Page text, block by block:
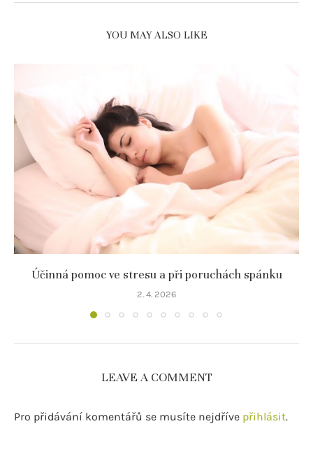
YOU MAY ALSO LIKE
Účinná pomoc ve stresu a při poruchách spánku
2. 4. 2026
LEAVE A COMMENT
Pro přidávání komentářů se musíte nejdříve přihlásit.